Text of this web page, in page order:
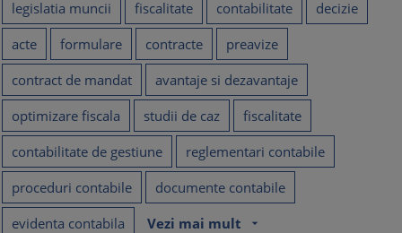
legislatia muncii fiscalitate contabilitate
decizie
acte
formulare contracte
preavize
contract de mandat
avantaje si dezavantaje
optimizare fiscala
studii de caz
fiscalitate
contabilitate de gestiune
reglementari contabile
proceduri contabile
documente contabile
evidenta contabila
Vezi mai mult arrow_drop_down